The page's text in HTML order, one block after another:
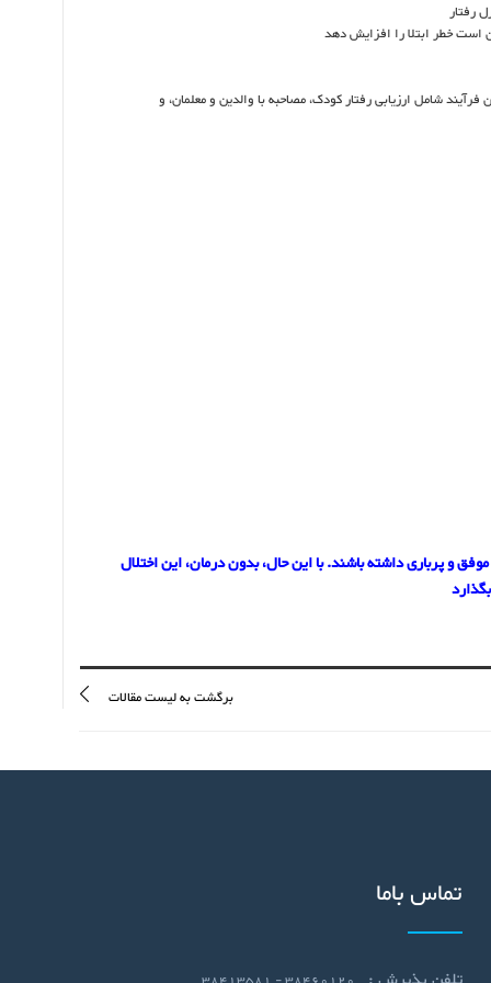
رفتار
است خطر ابتلا را افزایش دهد
شامل ارزیابی رفتار کودک، مصاحبه با والدین و معلمان، و
با تشخیص به‌موقع و درمان مناسب، بسیاری از کودکان مبتلا  می‌توانند زندگی موفق و پرباری داشته باشند. با این حال، بدون درمان، این اختلال
برگشت به لیست مقالات
تماس باما